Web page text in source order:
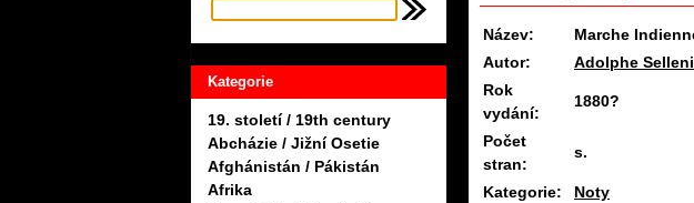
Kategorie
19. století / 19th century
Abcházie / Jižní Osetie
Afghánistán / Pákistán
Afrika
Název:
Marche
Autor:
Adolphe
Rok
vydání:
1880?
Počet
stran:
s.
Kategorie:
Noty